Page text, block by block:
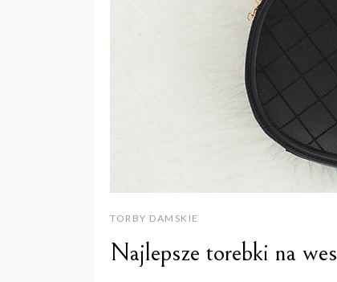
TORBY DAMSKIE
Najlepsze torebki na